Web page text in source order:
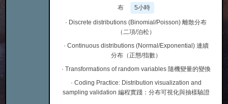
布
5小時
· Discrete distributions (Binomial/Poisson) 離散分布
（二項/泊松）
· Continuous distributions (Normal/Exponential) 連續
分布（正態/指數）
· Transformations of random variables 隨機變量的變換
· Coding Practice: Distribution visualization and
sampling validation 編程實踐：分布可視化與抽樣驗證